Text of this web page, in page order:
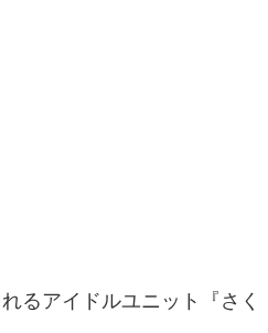
るアイドルユニット『さく